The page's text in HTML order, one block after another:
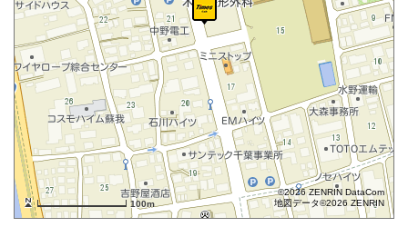
100m
©2026 ZENRIN DataCom
地図データ©2026 ZENRIN